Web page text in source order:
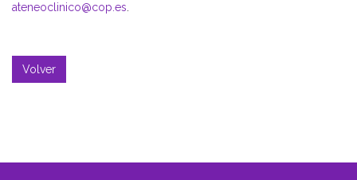
ateneoclinico@cop.es
Volver